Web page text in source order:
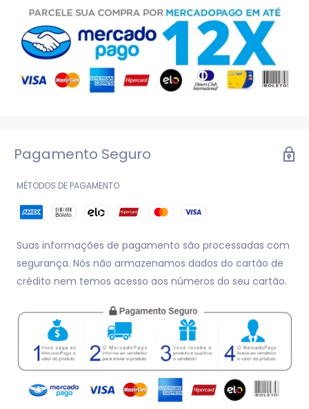
Pagamento Seguro
MÉTODOS DE PAGAMENTO
Suas informações de pagamento são processadas com
segurança. Nós não armazenamos dados do cartão de
crédito nem temos acesso aos números do seu cartão.